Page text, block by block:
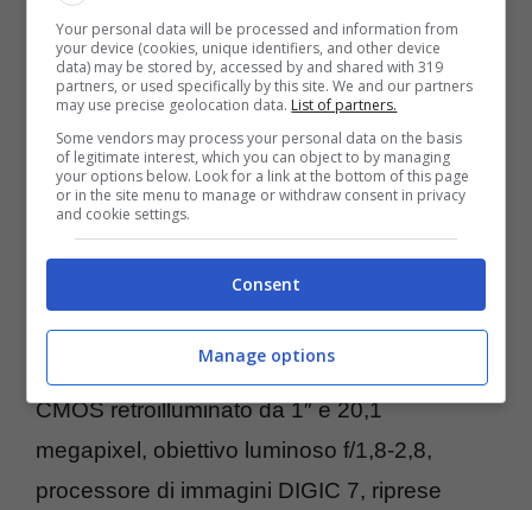
, bella fasciata nel suo colore
nero-antracite con scheda tecnica super, che
parte da un sensore di grandi dimensioni
CMOS retroilluminato da 1″ e 20,1
megapixel, obiettivo luminoso f/1,8-2,8,
processore di immagini DIGIC 7, riprese
Your personal data will be processed and information from
your device (cookies, unique identifiers, and other device
data) may be stored by, accessed by and shared with 319
partners, or used specifically by this site. We and our partners
may use precise geolocation data. List of partners.
Some vendors may process your personal data on the basis
of legitimate interest, which you can object to by managing
your options below. Look for a link at the bottom of this page
or in the site menu to manage or withdraw consent in privacy
and cookie settings.
Consent
Manage options